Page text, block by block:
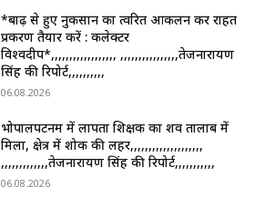
*बाढ़ से हुए नुकसान का त्वरित आकलन कर राहत
प्रकरण तैयार करें : कलेक्टर
विश्वदीप*,,,,,,,,,,,,,,,,,, ,,,,,,,,,,,,,,,,तेजनारायण
सिंह की रिपोर्ट,,,,,,,,,,
06.08.2026
भोपालपटनम में लापता शिक्षक का शव तालाब में
मिला, क्षेत्र में शोक की लहर,,,,,,,,,,,,,,,,,,,,
,,,,,,,,,,,,,तेजनारायण सिंह की रिपोर्ट,,,,,,,,,,,
06.08.2026